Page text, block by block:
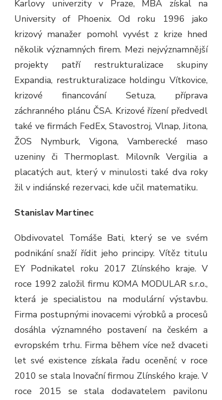
Karlovy univerzity v Praze, MBA získal na
University of Phoenix. Od roku 1996 jako
krizový manažer pomohl vyvést z krize hned
několik významných firem. Mezi nejvýznamnější
projekty patří restrukturalizace skupiny
Expandia, restrukturalizace holdingu Vítkovice,
krizové financování Setuza, příprava
záchranného plánu ČSA. Krizové řízení předvedl
také ve firmách FedEx, Stavostroj, Vlnap, Jitona,
ŽOS Nymburk, Vigona, Vamberecké maso
uzeniny či Thermoplast. Milovník Vergilia a
placatých aut, který v minulosti také dva roky
žil v indiánské rezervaci, kde učil matematiku.
Stanislav Martinec
Obdivovatel Tomáše Bati, který se ve svém
podnikání snaží řídit jeho principy. Vítěz titulu
EY Podnikatel roku 2017 Zlínského kraje. V
roce 1992 založil firmu KOMA MODULAR s.r.o.,
která je specialistou na modulární výstavbu.
Firma postupnými inovacemi výrobků a procesů
dosáhla významného postavení na českém a
evropském trhu. Firma během více než dvaceti
let své existence získala řadu ocenění; v roce
2010 se stala Inovační firmou Zlínského kraje. V
roce 2015 se stala dodavatelem pavilonu